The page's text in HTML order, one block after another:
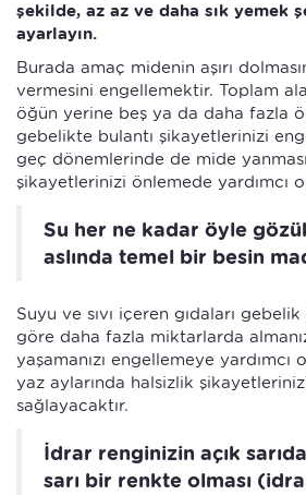
şekilde, az az ve daha sık yemek
ayarlayın.
Burada amaç midenin aşırı
vermesini engellemektir. Toplam
öğün yerine beş ya da daha fazla
gebelikte bulantı şikayetlerinizi
geç dönemlerinde de mide
şikayetlerinizi önlemede yardımcı
Su her ne kadar öyle
aslında temel bir besin
Suyu ve sıvı içeren gıdaları
göre daha fazla miktarlarda
yaşamanızı engellemeye
yaz aylarında halsizlik
sağlayacaktır.
İdrar renginizin açık
sarı bir renkte olması